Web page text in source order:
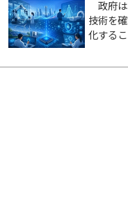
政府
技術を
化する